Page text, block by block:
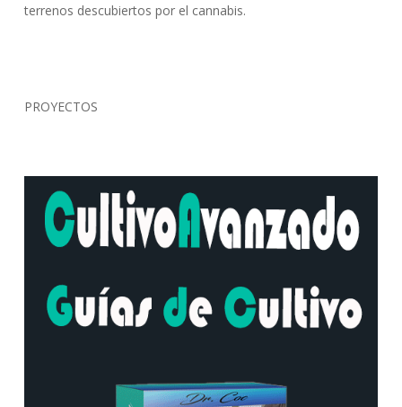
terrenos descubiertos por el cannabis.
PROYECTOS